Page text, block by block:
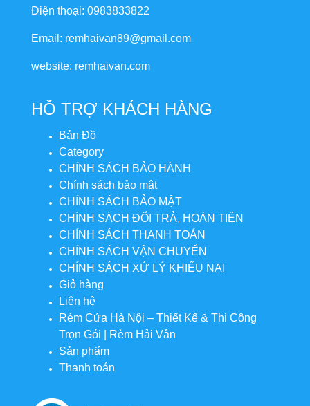
Điện thoại: 0983833822
Email: remhaivan89@gmail.com
website: remhaivan.com
HỖ TRỢ KHÁCH HÀNG
Bản Đồ
Category
CHÍNH SÁCH BẢO HÀNH
Chính sách bảo mật
CHÍNH SÁCH BẢO MẬT
CHÍNH SÁCH ĐỔI TRẢ, HOÀN TIỀN
CHÍNH SÁCH THANH TOÁN
CHÍNH SÁCH VẬN CHUYỂN
CHÍNH SÁCH XỬ LÝ KHIẾU NẠI
Giỏ hàng
Liên hệ
Rèm Cửa Hà Nội – Thiết Kế & Thi Công
Trọn Gói | Rèm Hải Vân
Sản phẩm
Thanh toán